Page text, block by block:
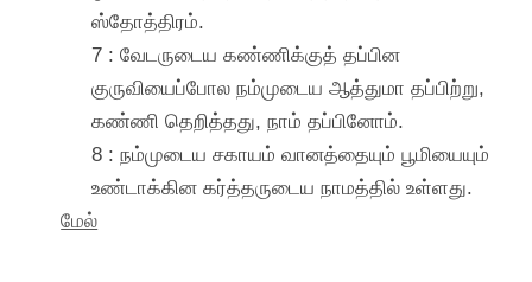
ஸ்தோத்திரம்.
7 : வேடருடைய கண்ணிக்குத் தப்பின
குருவியைப்போல நம்முடைய ஆத்துமா தப்பிற்று,
கண்ணி தெறித்தது, நாம் தப்பினோம்.
8 : நம்முடைய சகாயம் வானத்தையும் பூமியையும்
உண்டாக்கின கர்த்தருடைய நாமத்தில் உள்ளது.
மேல்